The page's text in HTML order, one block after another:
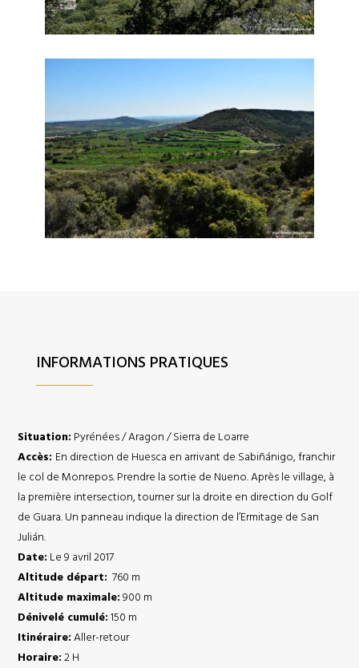
INFORMATIONS PRATIQUES
Situation: Pyrénées / Aragon / Sierra de Loarre
Accès: En direction de Huesca en arrivant de Sabiñánigo, franchir
le col de Monrepos. Prendre la sortie de Nueno. Après le village, à
la première intersection, tourner sur la droite en direction du Golf
de Guara. Un panneau indique la direction de l’Ermitage de San
Julián.
Date: Le 9 avril 2017
Altitude départ: 760 m
Altitude maximale: 900 m
Dénivelé cumulé: 150 m
Itinéraire: Aller-retour
Horaire: 2 H